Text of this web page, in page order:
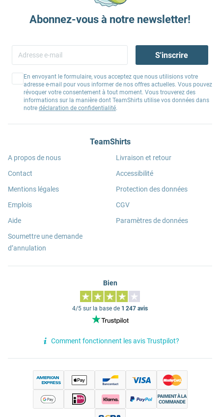
Abonnez-vous à notre newsletter!
S'inscrire
En envoyant le formulaire, vous acceptez que nous utilisions votre
adresse e-mail pour vous informer de nos offres actuelles. Vous pouvez
révoquer votre consentement à tout moment. Vous trouverez des
informations sur la manière dont TeamShirts utilise vos données dans
notre déclaration de confidentialité.
TeamShirts
A propos de nous
Contact
Mentions légales
Emplois
Aide
Soumettre une demande
d’annulation
Livraison et retour
Accessibilité
Protection des données
CGV
Paramètres de données
Bien
4/5 sur la base de 1 247 avis
Comment fonctionnent les avis Trustpilot?